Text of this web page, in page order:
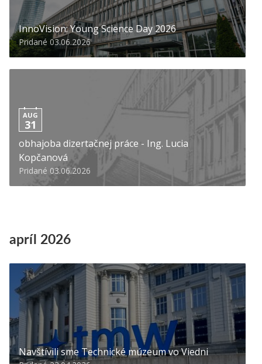
InnoVision: Young Science Day 2026
Pridané 03.06.2026
AUG
31
obhajoba dizertačnej práce - Ing. Lucia
Kopčanová
Pridané 03.06.2026
apríl 2026
Navštívili sme Technické múzeum vo Viedni